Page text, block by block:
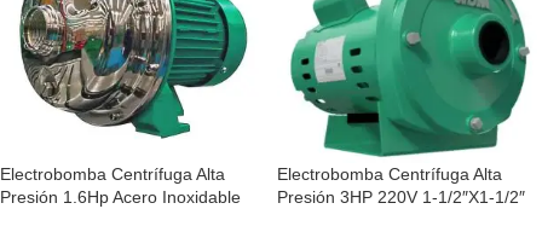
Electrobomba Centrífuga Alta
Presión 1.6Hp Acero Inoxidable
Electrobomba Centrífuga Alta
Presión 3HP 220V 1-1/2″X1-1/2″